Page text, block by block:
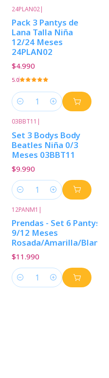
24PLAN02|
Pack 3 Pantys de
Lana Talla Niña
12/24 Meses
24PLAN02
$4.990
5.0
Cantidad
03BBT11 |
Set 3 Bodys Body
Beatles Niña 0/3
Meses 03BBT11
$9.990
Cantidad
12PANM1 |
Prendas - Set 6 Pantys
9/12 Meses
Rosada/Amarilla/Blanca
$11.990
Cantidad